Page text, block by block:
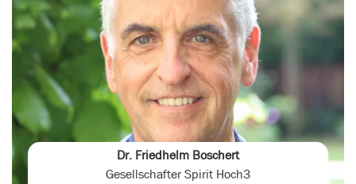
Dr. Friedhelm Boschert
Gesellschafter Spirit Hoch3